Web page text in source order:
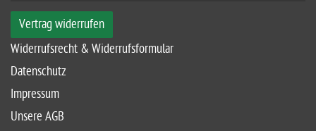
Vertrag widerrufen
Widerrufsrecht & Widerrufsformular
Datenschutz
Impressum
Unsere AGB